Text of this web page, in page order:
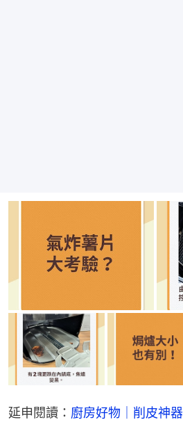
延申閱讀： 廚房好物｜削皮神